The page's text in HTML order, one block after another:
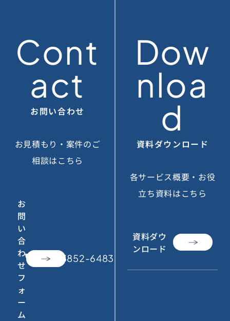
Cont
act
お問い合わせ
お見積もり・案件のご
相談はこちら
お
問
い
合
わ
せ
フ
ォ
ー
ム
call 050-3852-6483
Dow
nloa
d
資料ダウンロード
各サービス概要・お役
立ち資料はこちら
資料ダウ
ンロード